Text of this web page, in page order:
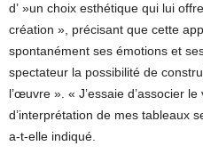
d’ »un choix esthétique qui lui
création », précisant que cette
spontanément ses émotions et
spectateur la possibilité de
l’œuvre ». « J’essaie d’associer
d’interprétation de mes tableaux
a-t-elle indiqué.